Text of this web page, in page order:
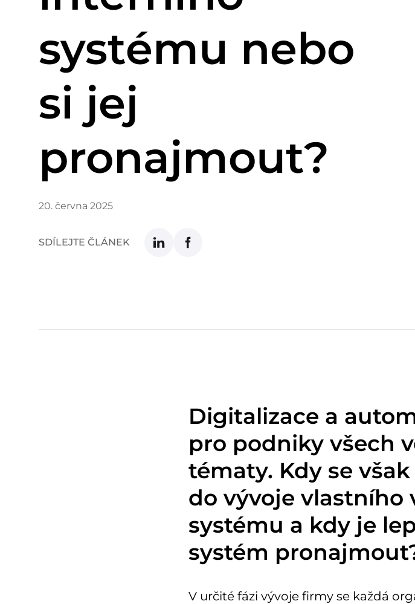
systému nebo
si jej
pronajmout?
20. června 2025
SDÍLEJTE ČLÁNEK
Digitalizace a
pro podniky všech
tématy. Kdy se
do vývoje
systému a kdy je
systém
V určité fázi vývoje firmy se každá